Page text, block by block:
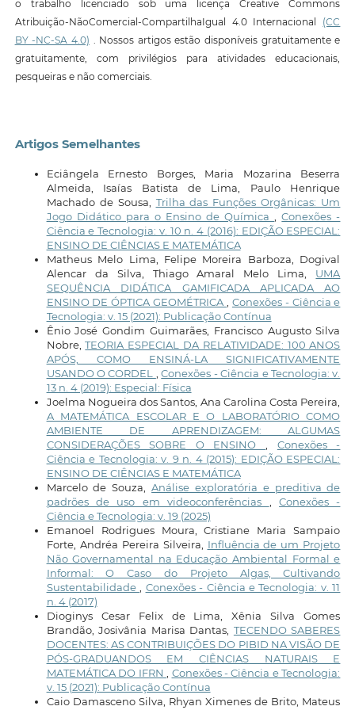
o trabalho licenciado sob uma licença Creative Commons
Atribuição-NãoComercial-CompartilhaIgual 4.0 Internacional (CC
BY -NC-SA 4.0) . Nossos artigos estão disponíveis gratuitamente e
gratuitamente, com privilégios para atividades educacionais,
pesqueiras e não comerciais.
Artigos Semelhantes
Eciângela Ernesto Borges, Maria Mozarina Beserra
Almeida, Isaías Batista de Lima, Paulo Henrique
Machado de Sousa, Trilha das Funções Orgânicas: Um
Jogo Didático para o Ensino de Química
,Conexões -
Ciência e Tecnologia: v. 10 n. 4 (2016): EDIÇÃO ESPECIAL:
ENSINO DE CIÊNCIAS E MATEMÁTICA
Matheus Melo Lima, Felipe Moreira Barboza, Dogival
Alencar da Silva, Thiago Amaral Melo Lima, UMA
SEQUÊNCIA DIDÁTICA GAMIFICADA APLICADA AO
ENSINO DE ÓPTICA GEOMÉTRICA
Conexões - Ciência e
Tecnologia: v. 15 (2021): Publicação Contínua
Ênio José Gondim Guimarães, Francisco Augusto Silva
Nobre,TEORIA ESPECIAL DA RELATIVIDADE: 100 ANOS
APÓS, COMO ENSINÁ-LA SIGNIFICATIVAMENTE
USANDO O CORDEL
,Conexões - Ciência e Tecnologia: v.
13 n. 4 (2019): Especial: Física
Joelma Nogueira dos Santos, Ana Carolina Costa Pereira,
A MATEMÁTICA ESCOLAR E O LABORATÓRIO COMO
AMBIENTE DE APRENDIZAGEM: ALGUMAS
CONSIDERAÇÕES SOBRE O ENSINO
Conexões -
Ciência e Tecnologia: v. 9 n. 4 (2015): EDIÇÃO ESPECIAL:
ENSINO DE CIÊNCIAS E MATEMÁTICA
Marcelo de Souza,Análise exploratória e preditiva de
padrões de uso em videoconferências
,Conexões -
Ciência e Tecnologia: v. 19 (2025)
Emanoel Rodrigues Moura, Cristiane Maria Sampaio
Forte, Andréa Pereira Silveira, Influência de um Projeto
Não Governamental na Educação Ambiental Formal e
Informal: O Caso do Projeto Algas, Cultivando
Sustentabilidade
Conexões - Ciência e Tecnologia: v. 11
n. 4 (2017)
Dioginys Cesar Felix de Lima, Xênia Silva Gomes
Brandão, Josivânia Marisa Dantas, TECENDO SABERES
DOCENTES: AS CONTRIBUIÇÕES DO PIBID NA VISÃO DE
PÓS-GRADUANDOS EM CIÊNCIAS NATURAIS E
MATEMÁTICA DO IFRN
Conexões - Ciência e Tecnologia:
v. 15 (2021): Publicação Contínua
Caio Damasceno Silva, Rhyan Ximenes de Brito, Mateus